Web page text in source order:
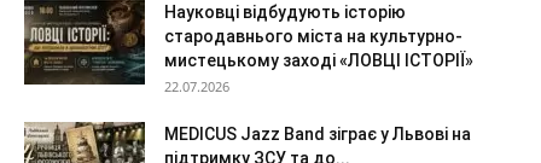
Науковці відбудують історію
стародавнього міста на культурно-
мистецькому заході «ЛОВЦІ ІСТОРІЇ»
22.07.2026
MEDICUS Jazz Band зіграє у Львові на
підтримку ЗСУ та до...